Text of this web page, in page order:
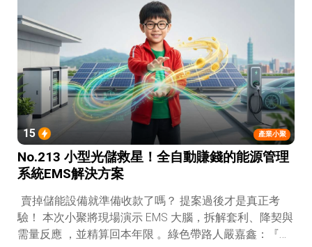
產業小聚
15
No.213 小型光儲救星！全自動賺錢的能源管理
系統EMS解決方案
賣掉儲能設備就準備收款了嗎？ 提案過後才是真正考
驗！ 本次小聚將現場演示 EMS 大腦，拆解套利、降契與
需量反應 ，並精算回本年限 。綠色帶路人嚴嘉鑫：『會